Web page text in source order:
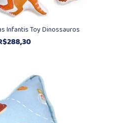
Infantis Toy Dinossauros
288,30